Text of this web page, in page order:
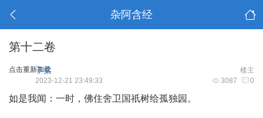
杂阿含经
第十二卷
点击重新加载 楼主
子柔
3087 0
2023-12-21 23:49:33
如是我闻：一时，佛住舍卫国祇树给孤独园。